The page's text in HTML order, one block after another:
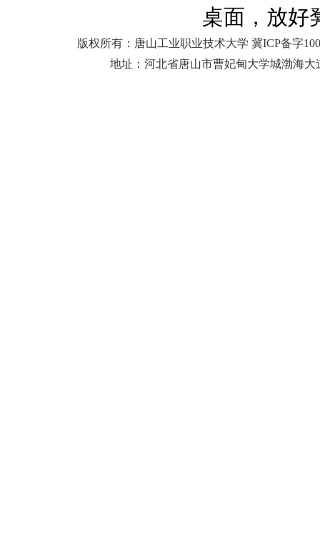
桌面，放好
版权所有：唐山工业职业技术大学 冀ICP备字
地址：河北省唐山市曹妃甸大学城渤海大